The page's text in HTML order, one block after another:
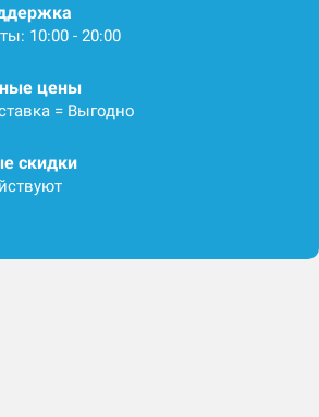
10:00 - 20:00
цены
= Выгодно
скидки